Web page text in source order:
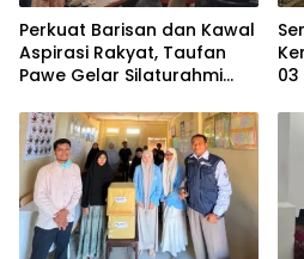
Perkuat Barisan dan Kawal
Aspirasi Rakyat, Taufan
Pawe Gelar Silaturahmi
Parepare
03